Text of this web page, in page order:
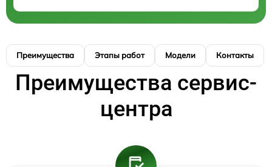
Преимущества Этапы работ Модели Контакты
Преимущества сервис-
центра